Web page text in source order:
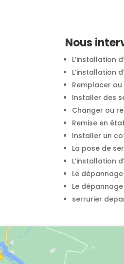
Nous
L’installation
L’installation
Remplacer
Installer des
Changer ou
Remise en
Installer un
La pose de
L’installation
Le
Le
serrurier